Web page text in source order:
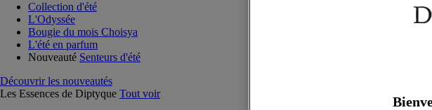
Collection d'été
L'Odyssée
Bougie du mois Choisya
L'été en parfum
Nouveauté Senteurs d'été
Découvrir les nouveautés
Les Essences de Diptyque Tout voir